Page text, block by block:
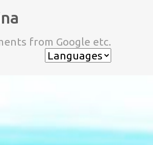
from Google etc.